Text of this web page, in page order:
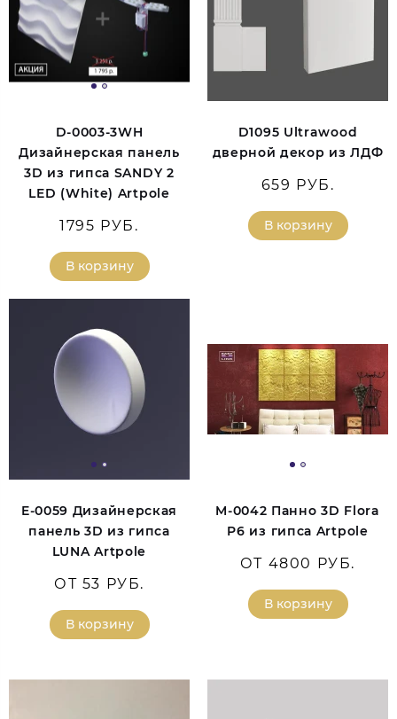
D-0003-3WH
Дизайнерская панель
3D из гипса SANDY 2
LED (White) Artpole
1795 РУБ.
В корзину
D1095 Ultrawood
дверной декор из ЛДФ
659 РУБ.
В корзину
E-0059 Дизайнерская
панель 3D из гипса
LUNA Artpole
ОТ 53 РУБ.
В корзину
M-0042 Панно 3D Flora
P6 из гипса Artpole
ОТ 4800 РУБ.
В корзину